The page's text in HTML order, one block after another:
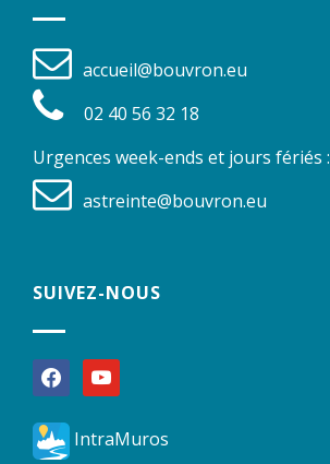
accueil@bouvron.eu
02 40 56 32 18
Urgences week-ends et jours fériés :
astreinte@bouvron.eu
SUIVEZ-NOUS
facebookyoutube
IntraMuros